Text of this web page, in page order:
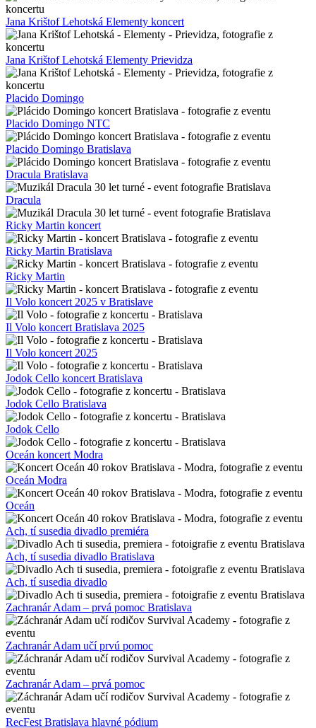
Jana Krištof Lehotská Elementy koncert
Jana Krištof Lehotská Elementy Prievidza
Placido Domingo
Placido Domingo NTC
Placido Domingo Bratislava
Dracula Bratislava
Dracula
Ricky Martin koncert
Ricky Martin Bratislava
Ricky Martin
Il Volo koncert 2025 v Bratislave
Il Volo koncert Bratislava 2025
Il Volo koncert 2025
Jodok Cello koncert Bratislava
Jodok Cello Bratislava
Jodok Cello
Oceán koncert Modra
Oceán Modra
Oceán
Ach, tí susedia divadlo premiéra
Ach, tí susedia divadlo Bratislava
Ach, tí susedia divadlo
Zachranár Adam – prvá pomoc Bratislava
Zachranár Adam učí prvú pomoc
Zachranár Adam – prvá pomoc
RecFest Bratislava hlavné pódium